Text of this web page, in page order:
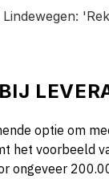
optie om
het voorbeeld
ongeveer